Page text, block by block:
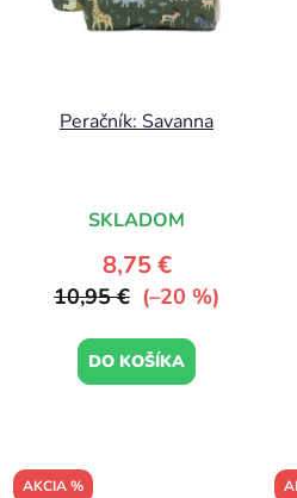
Peračník: Savanna
SKLADOM
8,75 €
10,95 € (–20 %)
DO KOŠÍKA
AKCIA %